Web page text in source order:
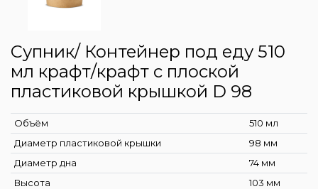
Супник/ Контейнер под еду 510
мл крафт/крафт с плоской
пластиковой крышкой D 98
Объём
510 мл
Диаметр пластиковой крышки
98 мм
Диаметр дна
74 мм
Высота
103 мм